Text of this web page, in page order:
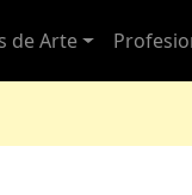
de Arte